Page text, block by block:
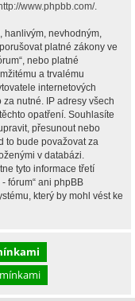
http://www.phpbb.com/.
hanlivým, nevhodným,
platné zákony ve
nebo platné
a trvalému
internetových
nutné. IP adresy všech
opatření. Souhlasíte
přesunout nebo
to bude považovat za
v databázi.
tyto informace třetí
fórum“ ani phpBB
který by mohl vést ke